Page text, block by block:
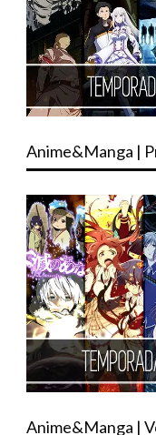
Anime&Manga |
Anime&Manga |